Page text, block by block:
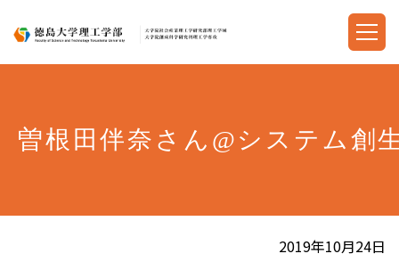
曽根田伴奈さん@システム創
2019年10月24日